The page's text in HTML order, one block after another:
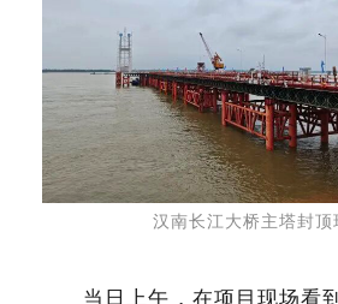
汉南长江大桥主塔封顶
当日上午，在项目现场看